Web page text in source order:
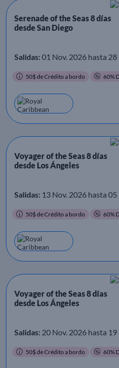
Serenade of the Seas 8 días
desde San Diego
Salidas: 01 Nov. 2026 hasta 28
50$ de Crédito a bordo 60%
Voyager of the Seas 8 días
desde Los Ángeles
Salidas: 13 Nov. 2026 hasta
50$ de Crédito a bordo 60%
Voyager of the Seas 8 días
desde Los Ángeles
Salidas: 20 Nov. 2026 hasta
50$ de Crédito a bordo 60%